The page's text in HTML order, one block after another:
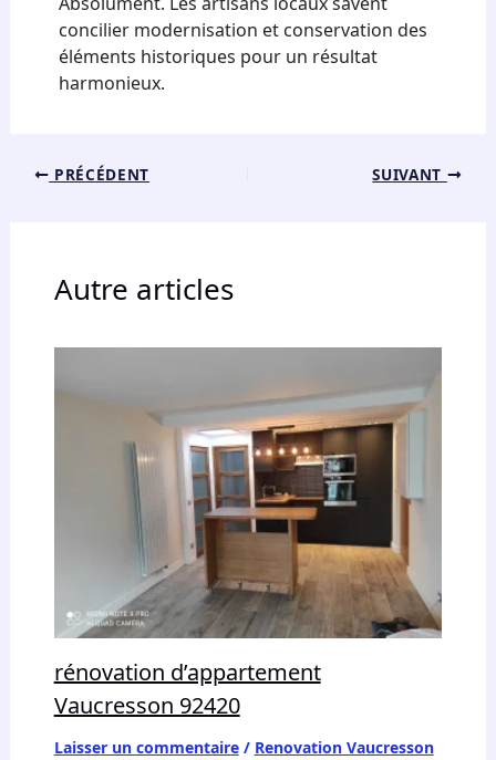
concilier modernisation et conservation des
éléments historiques pour un résultat
harmonieux.
PRÉCÉDENT SUIVANT
Autre articles
rénovation d’appartement
Vaucresson 92420
Laisser un commentaire / Renovation Vaucresson